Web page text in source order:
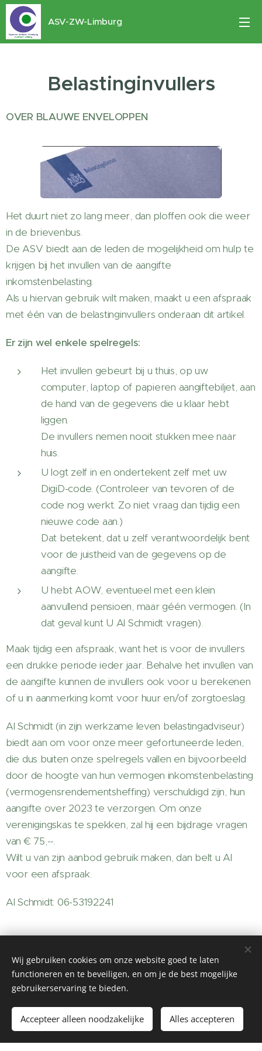
ASV-ZW-Limburg
Belastinginvullers
OVER BLAUWE ENVELOPPEN
Het duurt niet zo lang meer, dan ploffen ook die weer
in de brievenbus.
De ASV biedt aan de leden de mogelijkheid om hulp te
krijgen bij het invullen van de aangifte
inkomstenbelasting.
Als u hiervan gebruik wilt maken, maakt u een afspraak
met één van de belastinginvullers onderaan dit artikel.
Er zijn wel enkele spelregels:
Het invullen gebeurt bij u thuis, op uw
computer, laptop of papieren aangiftebiljet, aan
de hand van de gegevens die u klaar hebt
liggen.
De invullers nemen nooit stukken mee naar
huis.
U logt zelf in en ondertekent zelf met uw
DigiD-code. (Controleer van tevoren of de
code nog werkt. Zo niet vraag dan tijdig een
nieuwe code aan.)
Dat betekent, dat u zelf verantwoordelijk bent
voor de juistheid van de gegevens op de
aangifte.
U hebt AOW, eventueel met een klein
aanvullend pensioen, maar géén vermogen. (In
dat geval kunt U Al Schmidt vragen).
Maak tijdig een afspraak, want het is voor de invullers
een drukke periode ieder jaar. Behalve het invullen van
de aangifte kunnen de invullers ook voor u berekenen
of u in aanmerking komt voor huur en/of zorgtoeslag.
Al Schmidt (in zijn werkzame leven belastingadviseur)
biedt aan om voor onze meer gefortuneerde leden,
die dus buiten onze spelregels vallen en bijvoorbeeld
door de hoogte van hun vermogen inkomstenbelasting
(vermogensrendementsheffing) verschuldigd zijn, hun
aangifte over 2023 te verzorgen. Om onze
verenigingskas te spekken, zal hij een bijdrage vragen
van € 75,--.
Wilt u van zijn aanbod gebruik maken, dan belt u Al
voor een afspraak.
Al Schmidt: 06-53192241
Mogelijk gemaakt doorWebnode Cookies
Wij gebruiken cookies om onze website goed te laten
functioneren en te beveiligen, en om je de best mogelijke
gebruikerservaring te bieden.
Accepteer alleen noodzakelijke Alles accepteren